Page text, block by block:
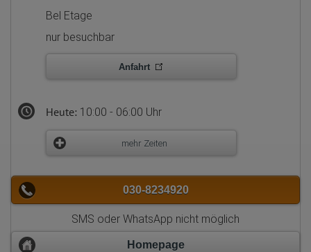
Bel Etage
nur besuchbar
Anfahrt
Heute: 10:00 - 06:00 Uhr
mehr Zeiten
030-8234920
SMS oder WhatsApp nicht möglich
Homepage